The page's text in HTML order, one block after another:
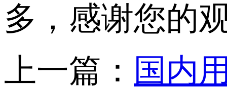
多，感谢您的
上一篇： 国内